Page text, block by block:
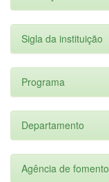
Sigla da instituição
Programa
Departamento
Agência de fomento